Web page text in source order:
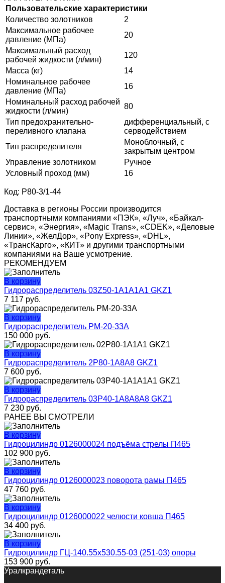
Пользовательские характеристики
Количество золотников
2
Максимальное рабочее
давление (МПа)
20
Максимальный расход
рабочей жидкости (л/мин)
120
Масса (кг)
14
Номинальное рабочее
давление (МПа)
16
Номинальный расход рабочей
жидкости (л/мин)
80
Тип предохранительно-
переливного клапана
дифференциальный, с
серводействием
Тип распределителя
Моноблочный, с
закрытым центром
Управление золотником
Ручное
Условный проход (мм)
16
Код: Р80-3/1-44
Доставка в регионы России производится
транспортными компаниями «ПЭК», «Луч», «Байкал-
сервис», «Энергия», «Magic Trans», «CDEK», «Деловые
Линии», «ЖелДор», «Pony Express», «DHL»,
«ТрансКарго», «КИТ» и другими транспортными
компаниями на Ваше усмотрение.
РЕКОМЕНДУЕМ
В корзину
Гидрораспределитель 03Z50-1A1А1A1 GKZ1
7 117 руб.
В корзину
Гидрораспределитель РМ-20-33А
150 000 руб.
В корзину
Гидрораспределитель 2P80-1A8A8 GKZ1
7 600 руб.
В корзину
Гидрораспределитель 03Р40-1A8А8A8 GKZ1
7 230 руб.
РАНЕЕ ВЫ СМОТРЕЛИ
В корзину
Гидроцилиндр 0126000024 подъёма стрелы П465
102 900 руб.
В корзину
Гидроцилиндр 0126000023 поворота рамы П465
47 760 руб.
В корзину
Гидроцилиндр 0126000022 челюсти ковша П465
34 400 руб.
В корзину
Гидроцилиндр ГЦ-140.55х530.55-03 (251-03) опоры
153 900 руб.
Уралкрандеталь